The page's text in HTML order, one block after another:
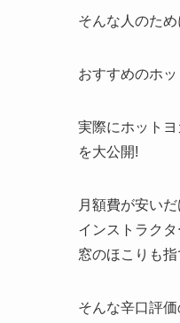
そんな人のた
おすすめのホ
実際にホット
を大公開!
月額費が安いだ
インストラク
窓のほこりも
そんな辛口評